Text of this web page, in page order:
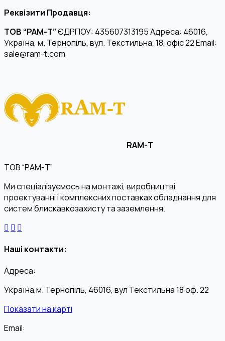
Реквізити Продавця:
ТОВ “РАМ-Т”ЄДРПОУ: 435607313195 Адреса: 46016,
Україна, м. Тернопіль, вул. Текстильна, 18, офіс 22 Email:
sale@ram-t.com
RAM-T
ТОВ “РАМ-Т”
Ми спеціалізуємось на монтажі, виробництві,
проектуванні і комплексних поставках обладнання для
систем блискавкозахисту та заземлення.
Наші контакти:
Адреса:
Україна,м. Тернопіль, 46016, вул Текстильна 18 оф. 22
Показати на карті
Email: